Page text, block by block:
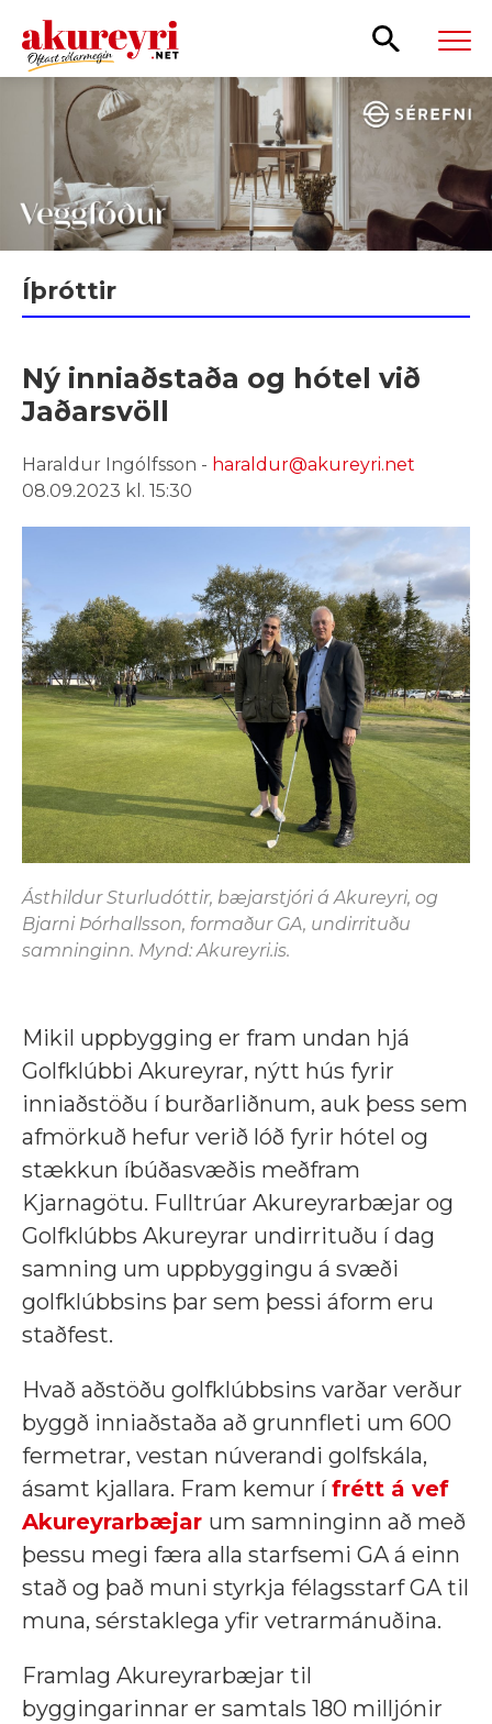
Leita
Íþróttir
Ný inniaðstaða og hótel við
Jaðarsvöll
Haraldur Ingólfsson - haraldur@akureyri.net
08.09.2023 kl. 15:30
Ásthildur Sturludóttir, bæjarstjóri á Akureyri, og
Bjarni Þórhallsson, formaður GA, undirrituðu
samninginn. Mynd: Akureyri.is.
Mikil uppbygging er fram undan hjá
Golfklúbbi Akureyrar, nýtt hús fyrir
inniaðstöðu í burðarliðnum, auk þess sem
afmörkuð hefur verið lóð fyrir hótel og
stækkun íbúðasvæðis meðfram
Kjarnagötu. Fulltrúar Akureyrarbæjar og
Golfklúbbs Akureyrar undirrituðu í dag
samning um uppbyggingu á svæði
golfklúbbsins þar sem þessi áform eru
staðfest.
Hvað aðstöðu golfklúbbsins varðar verður
byggð inniaðstaða að grunnfleti um 600
fermetrar, vestan núverandi golfskála,
ásamt kjallara. Fram kemur ífrétt á vef
Akureyrarbæjar um samninginn að með
þessu megi færa alla starfsemi GA á einn
stað og það muni styrkja félagsstarf GA til
muna, sérstaklega yfir vetrarmánuðina.
Framlag Akureyrarbæjar til
byggingarinnar er samtals 180 milljónir